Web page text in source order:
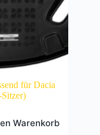
für Dacia
Warenkorb